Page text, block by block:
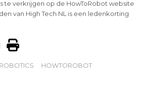
te verkrijgen op de HowToRobot website
van High Tech NL is een ledenkorting
HOWTOROBOT